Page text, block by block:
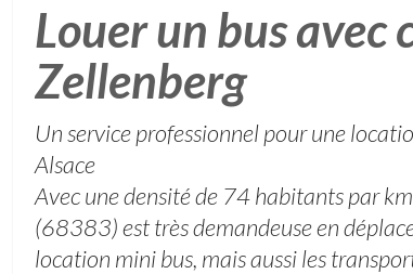
Louer un bus avec
Zellenberg
Un service professionnel pour une
Alsace
Avec une densité de 74 habitants par
(68383) est très demandeuse en
location mini bus, mais aussi les